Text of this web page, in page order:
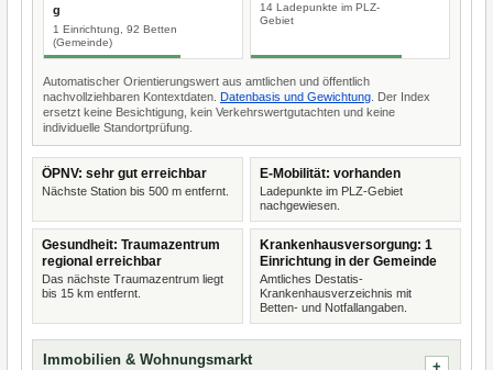
g
1 Einrichtung, 92 Betten
(Gemeinde)
14 Ladepunkte im PLZ-
Gebiet
Automatischer Orientierungswert aus amtlichen und öffentlich
nachvollziehbaren Kontextdaten. Datenbasis und Gewichtung . Der Index
ersetzt keine Besichtigung, kein Verkehrswertgutachten und keine
individuelle Standortprüfung.
ÖPNV: sehr gut erreichbar
Nächste Station bis 500 m entfernt.
E-Mobilität: vorhanden
Ladepunkte im PLZ-Gebiet
nachgewiesen.
Gesundheit: Traumazentrum
regional erreichbar
Das nächste Traumazentrum liegt
bis 15 km entfernt.
Krankenhausversorgung: 1
Einrichtung in der Gemeinde
Amtliches Destatis-
Krankenhausverzeichnis mit
Betten- und Notfallangaben.
Immobilien & Wohnungsmarkt